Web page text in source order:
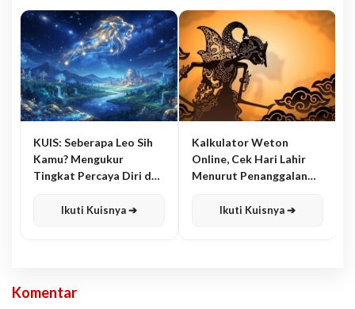
KUIS: Seberapa Leo Sih
Kamu? Mengukur
Tingkat Percaya Diri dan
Ikuti Kuisnya ➔
Kalkulator Weton
Online, Cek Hari Lahir
Menurut Penanggalan
Ikuti Kuisnya ➔
Komentar